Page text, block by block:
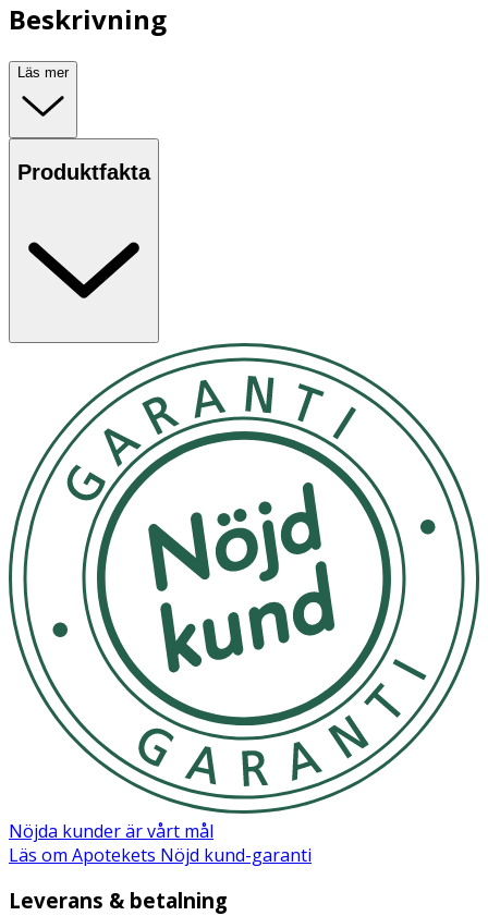
Beskrivning
Läs mer
Produktfakta
Nöjda kunder är vårt mål
Läs om Apotekets Nöjd kund-garanti
Leverans & betalning